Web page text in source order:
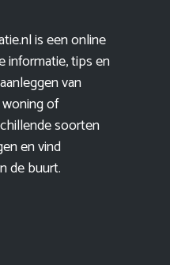
is een online
informatie, tips en
van
of
soorten
en vind
de buurt.